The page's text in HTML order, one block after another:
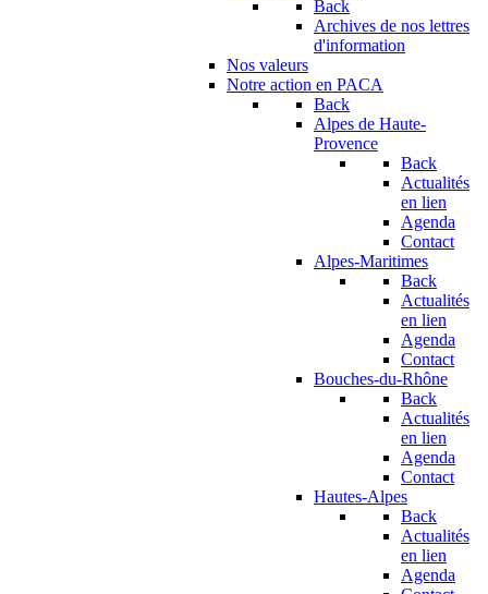
Back
Archives de nos lettres
d'information
Nos valeurs
Notre action en PACA
Back
Alpes de Haute-
Provence
Back
Actualités
en lien
Agenda
Contact
Alpes-Maritimes
Back
Actualités
en lien
Agenda
Contact
Bouches-du-Rhône
Back
Actualités
en lien
Agenda
Contact
Hautes-Alpes
Back
Actualités
en lien
Agenda